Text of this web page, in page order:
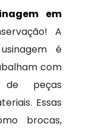
em
A
é
com
de peças
Essas
brocas,